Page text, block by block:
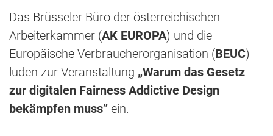
Das Brüsseler Büro der österreichischen
Arbeiterkammer (AK EUROPA) und die
Europäische Verbraucherorganisation (BEUC)
luden zur Veranstaltung „Warum das Gesetz
zur digitalen Fairness Addictive Design
bekämpfen muss” ein.